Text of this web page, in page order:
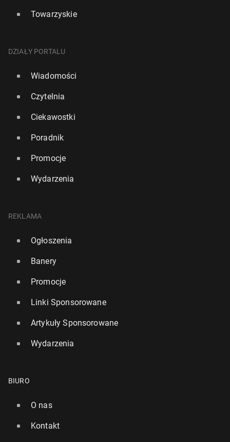
Towarzyskie
DZIAŁY PORTALU
Wiadomości
Czytelnia
Ciekawostki
Poradnik
Promocje
Wydarzenia
REKLAMA
Ogłoszenia
Banery
Promocje
Linki Sponsorowane
Artykuły Sponsorowane
Wydarzenia
BIURO
O nas
Kontakt